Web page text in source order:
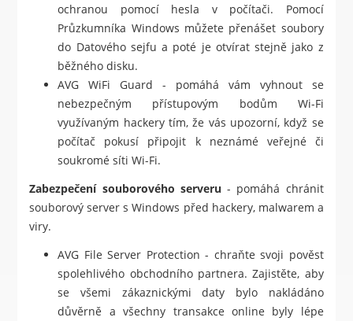
ochranou pomocí hesla v počítači. Pomocí
Průzkumníka Windows můžete přenášet soubory
do Datového sejfu a poté je otvírat stejně jako z
běžného disku.
AVG WiFi Guard - pomáhá vám vyhnout se
nebezpečným přístupovým bodům Wi-Fi
využívaným hackery tím, že vás upozorní, když se
počítač pokusí připojit k neznámé veřejné či
soukromé síti Wi-Fi.
Zabezpečení souborového serveru - pomáhá chránit
souborový server s Windows před hackery, malwarem a
viry.
AVG File Server Protection - chraňte svoji pověst
spolehlivého obchodního partnera. Zajistěte, aby
se všemi zákaznickými daty bylo nakládáno
důvěrně a všechny transakce online byly lépe